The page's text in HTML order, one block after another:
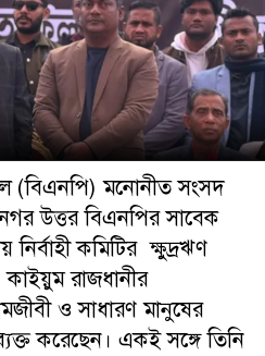
(বিএনপি) মনোনীত সংসদ
উত্তর বিএনপির সাবেক
নির্বাহী কমিটির ক্ষুদ্রঋণ
রাজধানীর
ও সাধারণ মানুষের
করেছেন। একই সঙ্গে তিনি